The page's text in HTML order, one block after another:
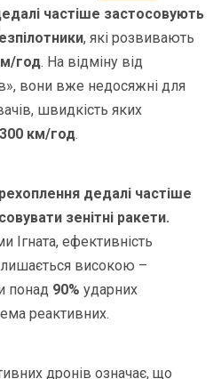
частіше застосовують
, які розвивають
год. На відміну від
вони вже недосяжні для
швидкість яких
300 км/год.
дедалі частіше
зенітні ракети.
Ігната, ефективність
високою –
понад 90% ударних
реактивних.
дронів означає, що